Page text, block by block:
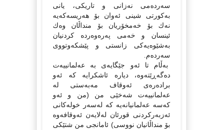
سەردەمی نەزانی و تاریكی، یانی
بەكورتی شینی ئەوان بۆ هەریسەكەیە
نەك بۆ خەمخۆریان بۆ منداڵان وەك
ئینسان و خەمی پەرەوەردە كردنیان
بەشێوەیەكی زانستی و پێشكەوتووی
سەردەم.
بەڵام تا ئەو جێگایەی بە عەلمانییەت
دەگەڕێتەوە، دیارە ئاشكرایە كە ئەو
برادەرەی ئەوقاف مەبەستی لە
عەلمانییەت شەخێی من (من و ئەو
كەسە عەلمانیانەیە كە لەسەر خولەكانی
ئەزبەركردنی قورئان لەلایەن ئەوقافەوە
بۆ منداڵانیان نووسی) ئامانجی من شتێكی